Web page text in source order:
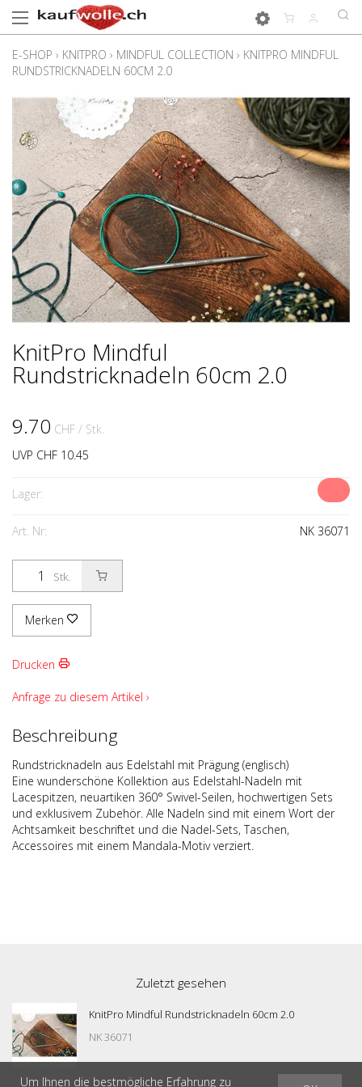
E-SHOP › KNITPRO › MINDFUL COLLECTION › KNITPRO MINDFUL
RUNDSTRICKNADELN 60CM 2.0
KnitPro Mindful
Rundstricknadeln 60cm 2.0
9.70 CHF / Stk.
UVP CHF 10.45
Lager:
Art. Nr: NK 36071
Stk.
Merken
Drucken
Anfrage zu diesem Artikel ›
Beschreibung
Rundstricknadeln aus Edelstahl mit Prägung (englisch)
Eine wunderschöne Kollektion aus Edelstahl-Nadeln mit
Lacespitzen, neuartiken 360° Swivel-Seilen, hochwertigen Sets
und exklusivem Zubehör. Alle Nadeln sind mit einem Wort der
Achtsamkeit beschriftet und die Nadel-Sets, Taschen,
Accessoires mit einem Mandala-Motiv verziert.
Zuletzt gesehen
KnitPro Mindful Rundstricknadeln 60cm 2.0
NK 36071
Um Ihnen die bestmögliche Erfahrung zu